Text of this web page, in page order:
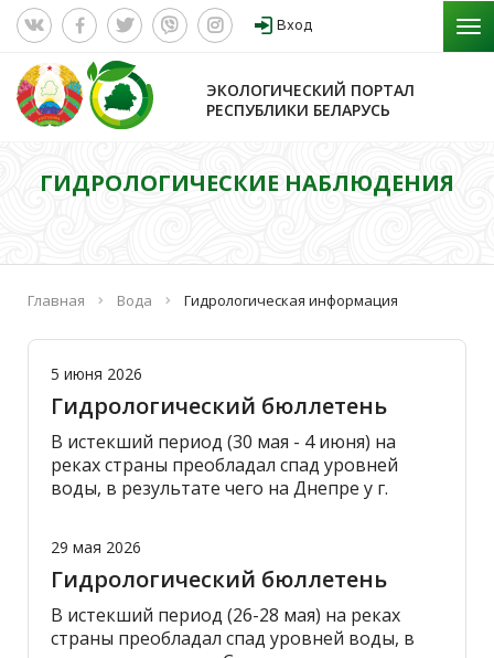
Вход
ЭКОЛОГИЧЕСКИЙ ПОРТАЛ
РЕСПУБЛИКИ БЕЛАРУСЬ
ГИДРОЛОГИЧЕСКИЕ НАБЛЮДЕНИЯ
Главная Вода Гидрологическая информация
5 июня 2026
Гидрологический бюллетень
В истекший период (30 мая - 4 июня) на
реках страны преобладал спад уровней
воды, в результате чего на Днепре у г.
29 мая 2026
Гидрологический бюллетень
В истекший период (26-28 мая) на реках
страны преобладал спад уровней воды, в